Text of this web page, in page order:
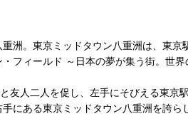
洲。東京ミッドタウン八重洲は、東京
フィールド ～日本の夢が集う街。世界
友人二人を促し、左手にそびえる東京
にある東京ミッドタウン八重洲を誇ら